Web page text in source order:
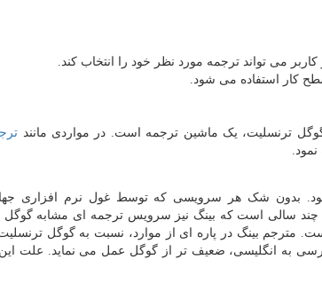
ترنسلیت، یک ماشین ترجمه است. در مواردی مانند
بدون شک هر سرویسی که توسط غول نرم افزاری
چند سالی است که بینگ نیز سرویس ترجمه ای مشابه گوگل
مترجم بینگ در پاره ای از موارد، نسبت به گوگل
به انگلیسی، ضعیف تر از گوگل عمل می نماید. علت این